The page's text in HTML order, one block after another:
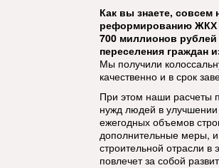
Как вы знаете,
реформированию ЖКХ
700 миллионов
переселения граждан
Мы получили
качественно и в срок
При этом наши расчеты
нужд людей в
ежегодных объемов
дополнительные меры,
строительной отрасли в
повлечет за собой